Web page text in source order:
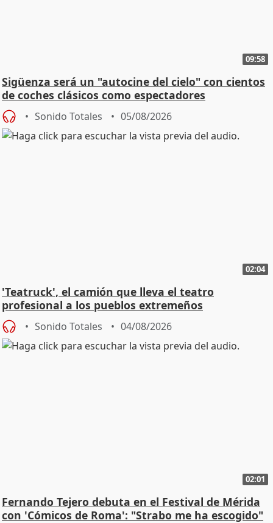
09:58
Sigüenza será un "autocine del cielo" con cientos
de coches clásicos como espectadores
Sonido Totales 05/08/2026
02:04
'Teatruck', el camión que lleva el teatro
profesional a los pueblos extremeños
Sonido Totales 04/08/2026
02:01
Fernando Tejero debuta en el Festival de Mérida
con 'Cómicos de Roma': "Strabo me ha escogido"